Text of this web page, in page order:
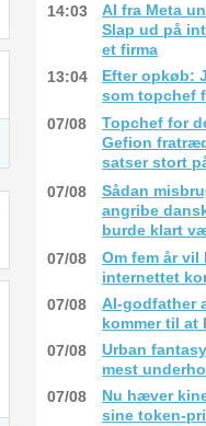
14:03
AI fra Meta
Slap ud på
et firma
13:04
Efter opkøb:
som topchef
07/08
Topchef for
Gefion
satser stort
07/08
Sådan
angribe
burde klart
07/08
Om fem år
internettet
07/08
AI-godfather
kommer til at
07/08
Urban
mest
07/08
Nu hæver
sine token-